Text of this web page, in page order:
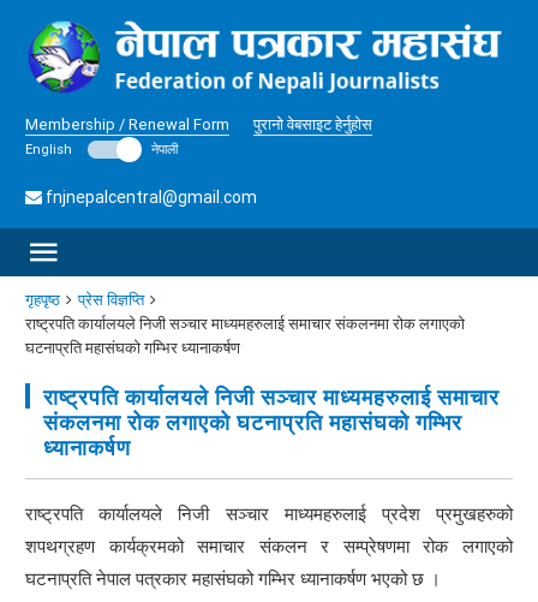
Membership / Renewal Form पुरानो वेबसाइट हेर्नुहोस
English नेपाली
fnjnepalcentral@gmail.com
गृहपृष्ठ
प्रेस विज्ञप्ति
राष्ट्रपति कार्यालयले निजी सञ्चार माध्यमहरुलाई समाचार संकलनमा रोक लगाएको
घटनाप्रति महासंघको गम्भिर ध्यानाकर्षण
राष्ट्रपति कार्यालयले निजी सञ्चार माध्यमहरुलाई समाचार
संकलनमा रोक लगाएको घटनाप्रति महासंघको गम्भिर
ध्यानाकर्षण
राष्ट्रपति कार्यालयले निजी सञ्चार माध्यमहरुलाई प्रदेश प्रमुखहरुको
शपथग्रहण कार्यक्रमको समाचार संकलन र सम्प्रेषणमा रोक लगाएको
घटनाप्रति नेपाल पत्रकार महासंघको गम्भिर ध्यानाकर्षण भएको छ ।